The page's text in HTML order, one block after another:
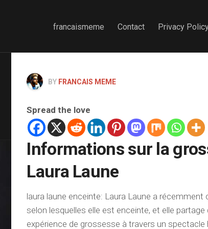
francaismeme Contact Privacy
BY FRANCAIS MEME
Spread the love
Informations sur la
Laura Laune
laura laune enceinte: Laura Laune a
selon lesquelles elle est enceinte, et elle
expérience de grossesse à travers un spectacle